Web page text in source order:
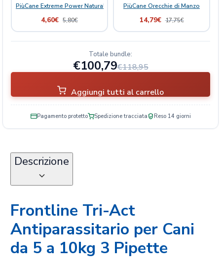
g
P
i
e
u
a
t
i
à
PiùCane Extreme Power Natural Delights Banana
4,60€ 5,80€
PiùCane Orecchie di Manzo
14,79€ 17,75€
Totale bundle:
€100,79€118,95
Aggiungi tutti al carrello
Pagamento protetto Spedizione tracciata Reso 14 giorni
Descrizione
Frontline Tri-Act
Antiparassitario per Cani
da 5 a 10kg 3 Pipette